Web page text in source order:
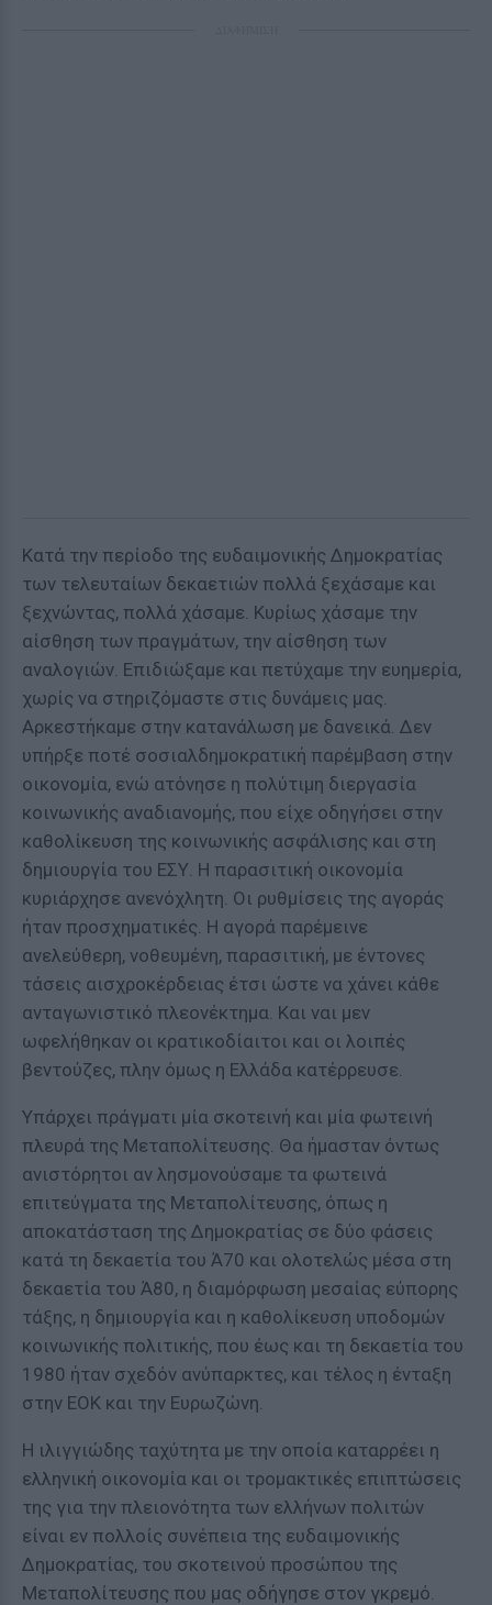
Κατά την περίοδο της ευδαιμονικής Δημοκρατίας
των τελευταίων δεκαετιών πολλά ξεχάσαμε και
ξεχνώντας, πολλά χάσαμε. Κυρίως χάσαμε την
αίσθηση των πραγμάτων, την αίσθηση των
αναλογιών. Επιδιώξαμε και πετύχαμε την ευημερία,
χωρίς να στηριζόμαστε στις δυνάμεις μας.
Αρκεστήκαμε στην κατανάλωση με δανεικά. Δεν
υπήρξε ποτέ σοσιαλδημοκρατική παρέμβαση στην
οικονομία, ενώ ατόνησε η πολύτιμη διεργασία
κοινωνικής αναδιανομής, που είχε οδηγήσει στην
καθολίκευση της κοινωνικής ασφάλισης και στη
δημιουργία του ΕΣΥ. Η παρασιτική οικονομία
κυριάρχησε ανενόχλητη. Οι ρυθμίσεις της αγοράς
ήταν προσχηματικές. Η αγορά παρέμεινε
ανελεύθερη, νοθευμένη, παρασιτική, με έντονες
τάσεις αισχροκέρδειας έτσι ώστε να χάνει κάθε
ανταγωνιστικό πλεονέκτημα. Και ναι μεν
ωφελήθηκαν οι κρατικοδίαιτοι και οι λοιπές
βεντούζες, πλην όμως η Ελλάδα κατέρρευσε.
Υπάρχει πράγματι μία σκοτεινή και μία φωτεινή
πλευρά της Μεταπολίτευσης. Θα ήμασταν όντως
ανιστόρητοι αν λησμονούσαμε τα φωτεινά
επιτεύγματα της Μεταπολίτευσης, όπως η
αποκατάσταση της Δημοκρατίας σε δύο φάσεις
κατά τη δεκαετία του Ά70 και ολοτελώς μέσα στη
δεκαετία του Ά80, η διαμόρφωση μεσαίας εύπορης
τάξης, η δημιουργία και η καθολίκευση υποδομών
κοινωνικής πολιτικής, που έως και τη δεκαετία του
1980 ήταν σχεδόν ανύπαρκτες, και τέλος η ένταξη
στην ΕΟΚ και την Ευρωζώνη.
Η ιλιγγιώδης ταχύτητα με την οποία καταρρέει η
ελληνική οικονομία και οι τρομακτικές επιπτώσεις
της για την πλειονότητα των ελλήνων πολιτών
είναι εν πολλοίς συνέπεια της ευδαιμονικής
Δημοκρατίας, του σκοτεινού προσώπου της
Μεταπολίτευσης που μας οδήγησε στον γκρεμό.